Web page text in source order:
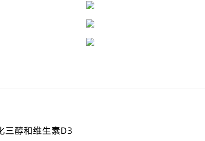
三醇和维生素D3